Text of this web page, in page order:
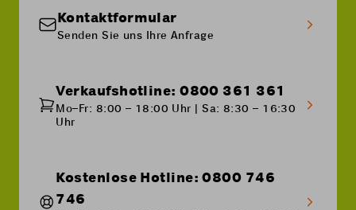
Verkehrsinformationen, Spiele oder
Erwachsenenunterhaltung sein.
Mehrwertdienste und wie diese gesperrt
werden können.
Kontaktformular
Senden Sie uns Ihre Anfrage
Verkaufshotline: 0800 361 361
Mo–Fr: 8:00 – 18:00 Uhr | Sa: 8:30 – 16:30
Uhr
Kostenlose Hotline: 0800 746
746